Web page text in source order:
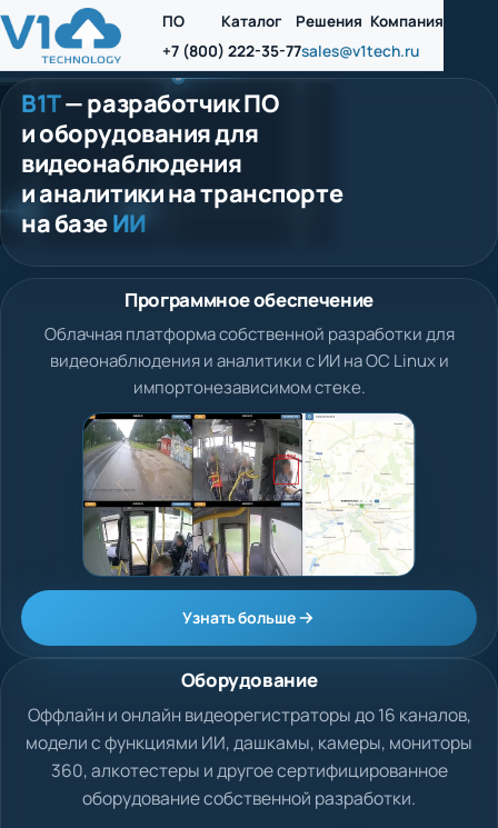
ПО Каталог Решения Компания
+7 (800) 222-35-77sales@v1tech.ru
В1Т— разработчик ПО
и оборудования для
видеонаблюдения
и аналитики на транспорте
на базеИИ
Программное обеспечение
Облачная платформа собственной разработки для
видеонаблюдения и аналитики с ИИ на ОС Linux и
импортонезависимом стеке.
Узнать больше
Оборудование
Оффлайн и онлайн видеорегистраторы до 16 каналов,
модели с функциями ИИ, дашкамы, камеры, мониторы
360, алкотестеры и другое сертифицированное
оборудование собственной разработки.